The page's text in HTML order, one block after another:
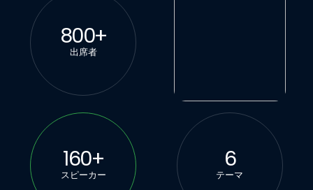
800+
出席者
160+
スピーカー
6
テーマ